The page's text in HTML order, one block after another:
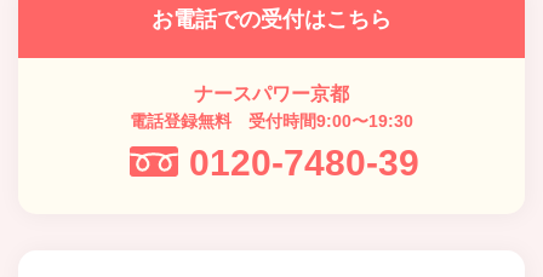
お電話での受付はこちら
ナースパワー京都
電話登録無料 受付時間9:00〜19:30
0120-7480-39